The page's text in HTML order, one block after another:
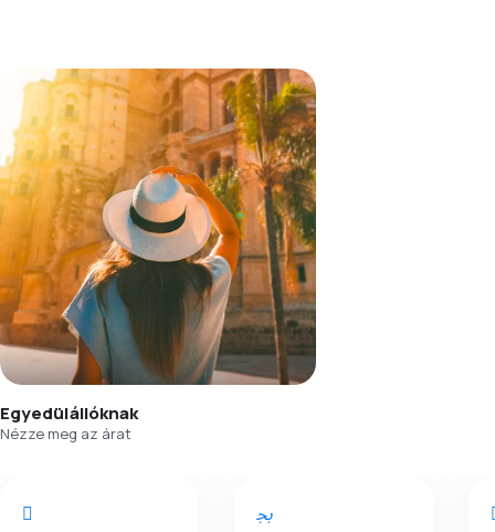
Egyedülállóknak
Nézze meg az árat